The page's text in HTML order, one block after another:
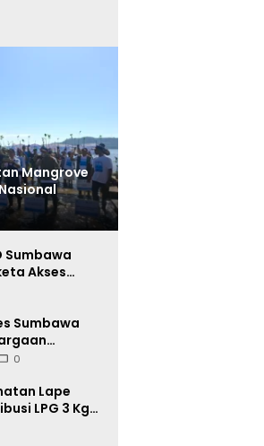
Mangrove
Sumbawa
Akses
Tani Buin Dua
Sumbawa
dari Kapolri
0
Lape
LPG 3 Kg